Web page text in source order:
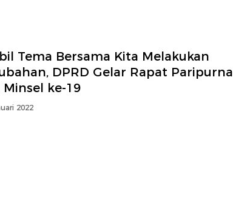
Tema Bersama Kita Melakukan
DPRD Gelar Rapat Paripurna
Minsel ke-19
2022